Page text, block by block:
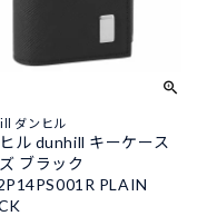
ダンヒル
ル dunhill キーケース
ブラック
PLAIN